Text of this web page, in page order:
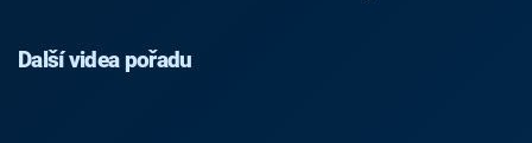
Další videa pořadu